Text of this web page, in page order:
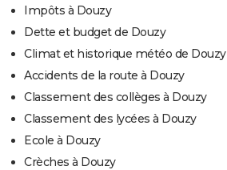
Impôts à Douzy
Dette et budget de Douzy
Climat et historique météo de Douzy
Accidents de la route à Douzy
Classement des collèges à Douzy
Classement des lycées à Douzy
Ecole à Douzy
Crèches à Douzy